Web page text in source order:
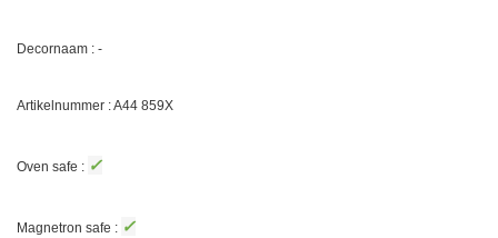
Decornaam : -
Artikelnummer : A44 859X
Oven safe : ✓
Magnetron safe : ✓